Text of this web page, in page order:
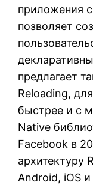
приложения
позволяет
предлагает
Reloading,
быстрее и с
Native
Facebook в
архитектуру
Android, iOS